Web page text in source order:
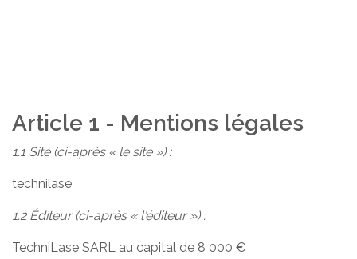
Article 1 - Mentions légales
1.1 Site (ci-après « le site ») :
technilase
1.2 Éditeur (ci-après « l'éditeur ») :
TechniLase SARL au capital de 8 000 €